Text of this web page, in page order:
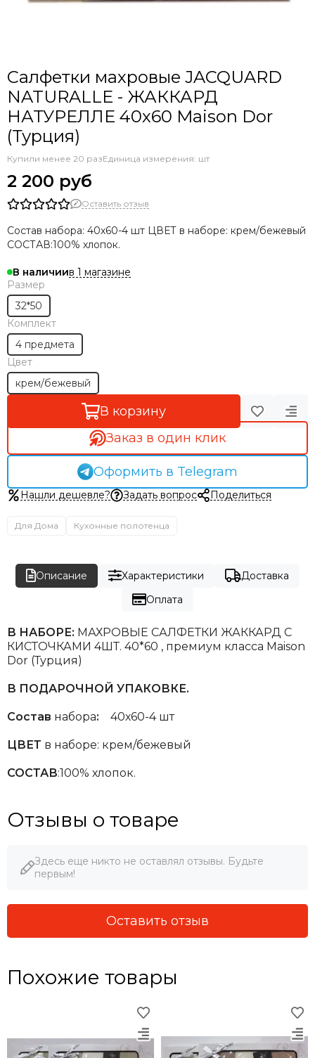
Салфетки махровые JACQUARD
NATURALLE - ЖАККАРД
НАТУРЕЛЛЕ 40х60 Maison Dor
(Турция)
Купили менее 20 разЕдиница измерения: шт
2 200 руб
Оставить отзыв
Состав набора: 40х60-4 шт ЦВЕТ в наборе: крем/бежевый
СОСТАВ:100% хлопок.
В наличиив 1 магазине
Размер
32*50
Комплект
4 предмета
Цвет
крем/бежевый
В корзину
Заказ в один клик
Оформить в Telegram
Нашли дешевле? Задать вопрос Поделиться
Для Дома Кухонные полотенца
Описание Характеристики
Доставка
Оплата
В НАБОРЕ: МАХРОВЫЕ САЛФЕТКИ ЖАККАРД С
КИСТОЧКАМИ 4ШТ. 40*60 , премиум класса Maison
Dor (Турция)
В ПОДАРОЧНОЙ УПАКОВКЕ.
Состав набора: 40х60-4 шт
ЦВЕТ в наборе: крем/бежевый
СОСТАВ:100% хлопок.
Отзывы о товаре
Здесь еще никто не оставлял отзывы. Будьте
первым!
Оставить отзыв
Похожие товары